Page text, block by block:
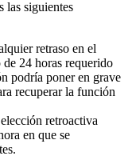
las siguientes
retraso en el
24 horas requerido
podría poner en grave
recuperar la función
retroactiva
en que se